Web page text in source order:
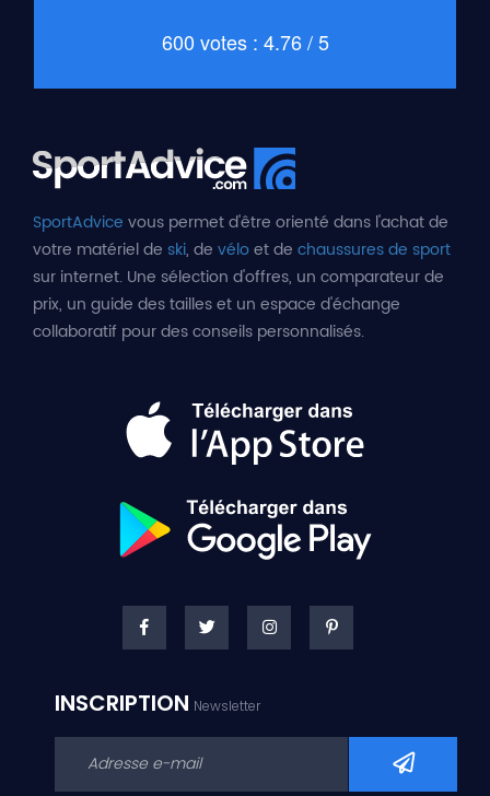
600 votes : 4.76 / 5
SportAdvice vous permet d'être orienté dans l'achat de
votre matériel de ski, de véloet de chaussures de sport
sur internet. Une sélection d'offres, un comparateur de
prix, un guide des tailles et un espace d'échange
collaboratif pour des conseils personnalisés.
INSCRIPTION Newsletter